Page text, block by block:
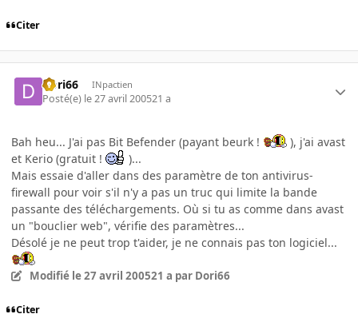
Citer
Dori66 INpactien
Posté(e) le 27 avril 200521 a
Bah heu... J'ai pas Bit Befender (payant beurk !
), j'ai avast
et Kerio (gratuit !
)...
Mais essaie d'aller dans des paramètre de ton antivirus-
firewall pour voir s'il n'y a pas un truc qui limite la bande
passante des téléchargements. Où si tu as comme dans avast
un "bouclier web", vérifie des paramètres...
Désolé je ne peut trop t'aider, je ne connais pas ton logiciel...
Modifié le 27 avril 200521 a par Dori66
Citer